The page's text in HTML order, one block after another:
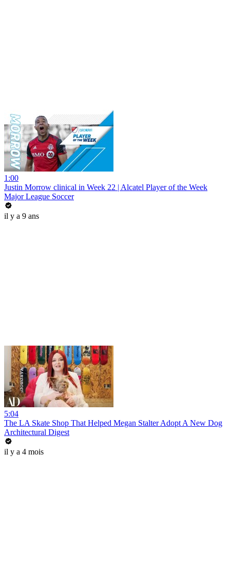
1:00
Justin Morrow clinical in Week 22 | Alcatel Player of the Week
Major League Soccer
il y a 9 ans
5:04
The LA Skate Shop That Helped Megan Stalter Adopt A New Dog
Architectural Digest
il y a 4 mois